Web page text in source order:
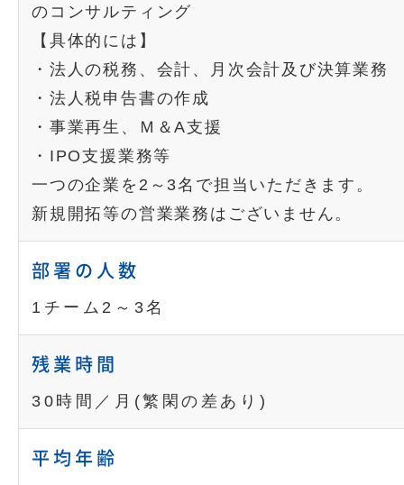
のコンサルティング
【具体的には】
・法人の税務、会計、月次会計及び決算業務
・法人税申告書の作成
・事業再生、Ｍ＆A支援
・IPO支援業務等
一つの企業を2～3名で担当いただきます。
新規開拓等の営業業務はございません。
部署の人数
1チーム2～3名
残業時間
30時間／月(繁閑の差あり)
平均年齢